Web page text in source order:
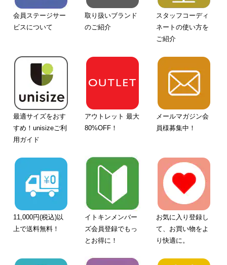
会員ステージサー
ビスについて
取り扱いブランド
のご紹介
スタッフコーディ
ネートの使い方を
ご紹介
最適サイズをおす
すめ！unisizeご利
用ガイド
アウトレット 最大
80%OFF！
メールマガジン会
員様募集中！
11,000円(税込)以
上で送料無料！
イトキンメンバー
ズ会員登録でもっ
とお得に！
お気に入り登録し
て、お買い物をよ
り快適に。